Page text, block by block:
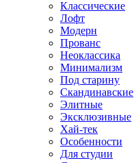
Классические
Лофт
Модерн
Прованс
Неоклассика
Минимализм
Под старину
Скандинавские
Элитные
Эксклюзивные
Хай-тек
Особенности
Для студии